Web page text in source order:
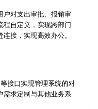
户对支出审批、报销审
程自定义，实现跨部门
接，实现高效办公。
接口实现管理系统的对
需求定制与其他业务系